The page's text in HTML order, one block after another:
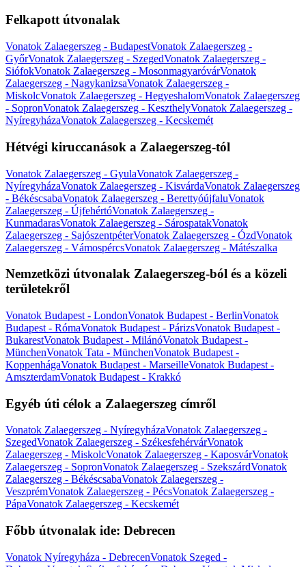
Felkapott útvonalak
Vonatok Zalaegerszeg - BudapestVonatok Zalaegerszeg -
GyőrVonatok Zalaegerszeg - SzegedVonatok Zalaegerszeg -
SiófokVonatok Zalaegerszeg - MosonmagyaróvárVonatok
Zalaegerszeg - NagykanizsaVonatok Zalaegerszeg -
MiskolcVonatok Zalaegerszeg - HegyeshalomVonatok Zalaegerszeg
- SopronVonatok Zalaegerszeg - KeszthelyVonatok Zalaegerszeg -
NyíregyházaVonatok Zalaegerszeg - Kecskemét
Hétvégi kiruccanások a Zalaegerszeg-tól
Vonatok Zalaegerszeg - GyulaVonatok Zalaegerszeg -
NyíregyházaVonatok Zalaegerszeg - KisvárdaVonatok Zalaegerszeg
- BékéscsabaVonatok Zalaegerszeg - BerettyóújfaluVonatok
Zalaegerszeg - ÚjfehértóVonatok Zalaegerszeg -
KunmadarasVonatok Zalaegerszeg - SárospatakVonatok
Zalaegerszeg - SajószentpéterVonatok Zalaegerszeg - ÓzdVonatok
Zalaegerszeg - VámospércsVonatok Zalaegerszeg - Mátészalka
Nemzetközi útvonalak Zalaegerszeg-ból és a közeli
területekről
Vonatok Budapest - LondonVonatok Budapest - BerlinVonatok
Budapest - RómaVonatok Budapest - PárizsVonatok Budapest -
BukarestVonatok Budapest - MilánóVonatok Budapest -
MünchenVonatok Tata - MünchenVonatok Budapest -
KoppenhágaVonatok Budapest - MarseilleVonatok Budapest -
AmszterdamVonatok Budapest - Krakkó
Egyéb úti célok a Zalaegerszeg címről
Vonatok Zalaegerszeg - NyíregyházaVonatok Zalaegerszeg -
SzegedVonatok Zalaegerszeg - SzékesfehérvárVonatok
Zalaegerszeg - MiskolcVonatok Zalaegerszeg - KaposvárVonatok
Zalaegerszeg - SopronVonatok Zalaegerszeg - SzekszárdVonatok
Zalaegerszeg - BékéscsabaVonatok Zalaegerszeg -
VeszprémVonatok Zalaegerszeg - PécsVonatok Zalaegerszeg -
PápaVonatok Zalaegerszeg - Kecskemét
Főbb útvonalak ide: Debrecen
Vonatok Nyíregyháza - DebrecenVonatok Szeged -